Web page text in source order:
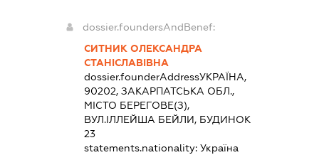
dossier.foundersAndBenef:
СИТНИК ОЛЕКСАНДРА
СТАНІСЛАВІВНА
dossier.founderAddressУКРАЇНА,
90202, ЗАКАРПАТСЬКА ОБЛ.,
МІСТО БЕРЕГОВЕ(З),
ВУЛ.ІЛЛЕЙША БЕЙЛИ, БУДИНОК
23
statements.nationality: Україна